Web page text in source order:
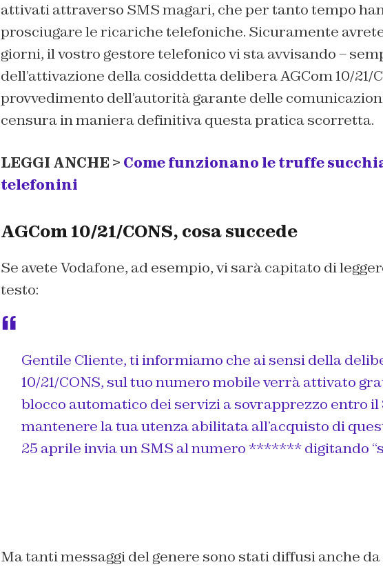
attivati attraverso SMS magari, che per tanto tempo
prosciugare le ricariche telefoniche. Sicuramente
giorni, il vostro gestore telefonico vi sta avvisando –
dell’attivazione della cosiddetta delibera AGCom 10/21/
provvedimento dell’autorità garante delle
censura in maniera definitiva questa pratica scorretta.
LEGGI ANCHE > Come funzionano le truffe
telefonini
AGCom 10/21/CONS, cosa succede
Se avete Vodafone, ad esempio, vi sarà capitato di
testo:
Gentile Cliente, ti informiamo che ai sensi della
10/21/CONS, sul tuo numero mobile verrà attivato
blocco automatico dei servizi a sovrapprezzo entro il
mantenere la tua utenza abilitata all’acquisto di
25 aprile invia un SMS al numero ******* digitando
Ma tanti messaggi del genere sono stati diffusi anche